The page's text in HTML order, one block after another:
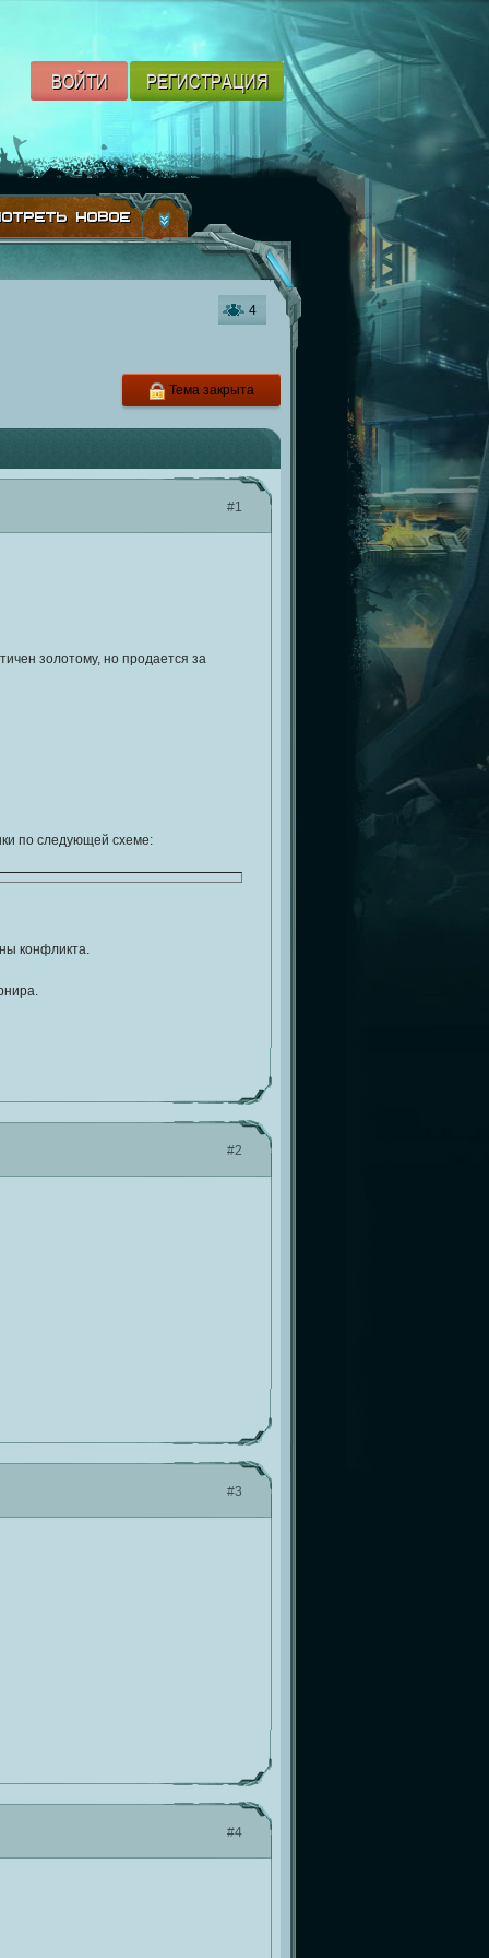
РЕГИСТРАЦИЯ
ВОЙТИ
НОВОЕ
4
Тема закрыта
#1
золотому, но продается за
по следующей схеме:
конфликта.
#2
#3
#4